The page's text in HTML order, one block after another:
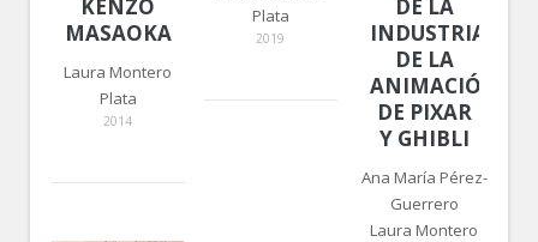
KENZŌ
MASAOKA
Laura Montero
Plata
2014
Plata
2019
DE LA
INDUSTRIA
DE LA
ANIMACIÓN
DE PIXAR
Y GHIBLI
Ana María Pérez-
Guerrero
Laura Montero